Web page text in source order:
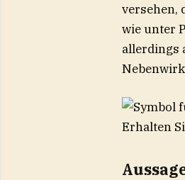
versehen,
wie unter
allerdings
Erhalten